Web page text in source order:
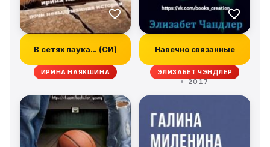
В сетях паука... (СИ)
ИРИНА НАЯКШИНА
Навечно связанные
ЭЛИЗАБЕТ ЧЭНДЛЕР
2017